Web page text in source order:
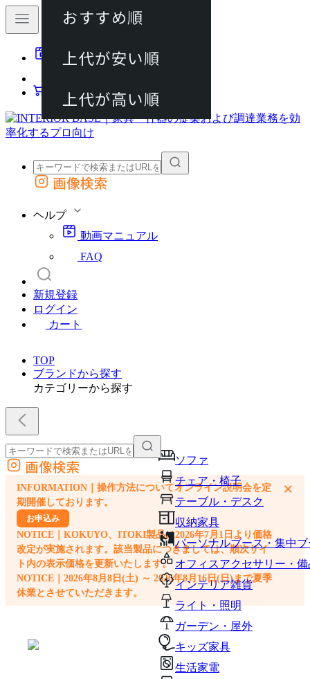
動画マニュアル
カート
外部サイトの商品をカートに追加
画像検索
ヘルプ
動画マニュアル
FAQ
新規登録
ログイン
カート
TOP
ブランドから探す
カテゴリーから探す
ソファ
チェア・椅子
テーブル・デスク
収納家具
パーソナルブース・集中
オフィスアクセサリー・備
インテリア雑貨
ライト・照明
ガーデン・屋外
キッズ家具
生活家電
外部サイトの商品をカートに追加
他のサイトで見つけた商品ページのURLを貼り付けて、カートに追加できます
画像検索
INFORMATION｜操作方法についてオンライン説明会を定
期開催しております。
お申込み
NOTICE｜KOKUYO、ITOKI製品は2026年7月1日より価格
改定が実施されます。該当製品につきましては、順次サイ
ト内の表示価格を更新いたします。
NOTICE｜2026年8月8日(土) ～ 2026年8月16日(日)まで夏季
休業とさせていただきます。
×
おすすめ順
上代が安い順
上代が高い順